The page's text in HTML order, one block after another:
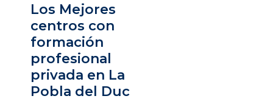
Los Mejores
centros con
formación
profesional
privada en La
Pobla del Duc